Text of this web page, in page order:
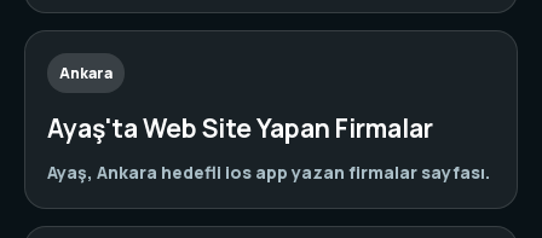
Ankara
Ayaş'ta Web Site Yapan Firmalar
Ayaş, Ankara hedefli ios app yazan firmalar sayfası.